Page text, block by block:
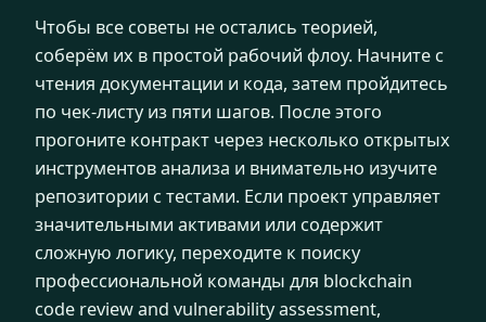
Чтобы все советы не остались теорией,
соберём их в простой рабочий флоу. Начните с
чтения документации и кода, затем пройдитесь
по чек‑листу из пяти шагов. После этого
прогоните контракт через несколько открытых
инструментов анализа и внимательно изучите
репозитории с тестами. Если проект управляет
значительными активами или содержит
сложную логику, переходите к поиску
профессиональной команды для blockchain
code review and vulnerability assessment,